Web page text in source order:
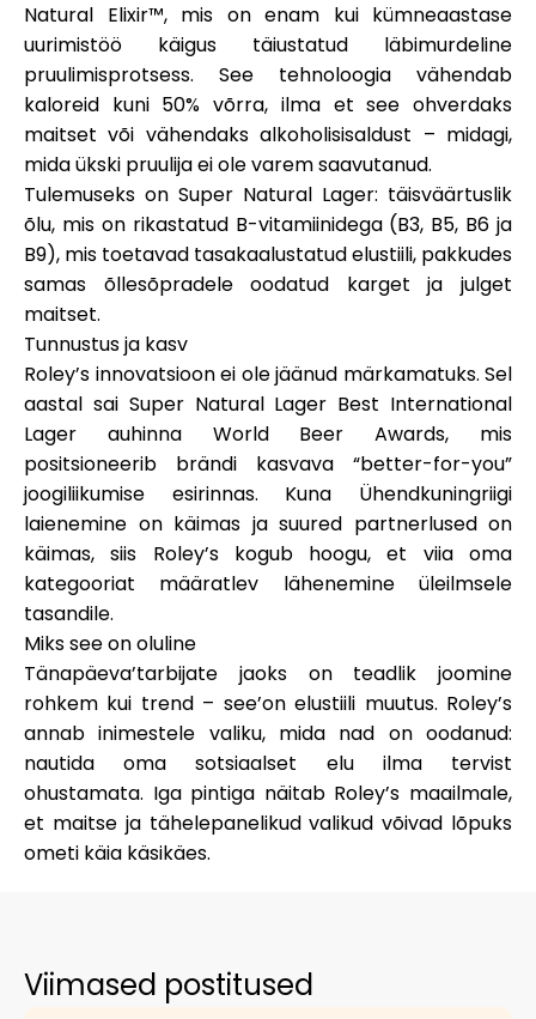
ask@scrambleup.com
+372 712 2955
Natural Elixir™, mis on enam kui kümneaastase
uurimistöö käigus täiustatud läbimurdeline
pruulimisprotsess. See tehnoloogia vähendab
kaloreid kuni 50% võrra, ilma et see ohverdaks
maitset või vähendaks alkoholisisaldust – midagi,
mida ükski pruulija ei ole varem saavutanud.
Tulemuseks on Super Natural Lager: täisväärtuslik
õlu, mis on rikastatud B-vitamiinidega (B3, B5, B6 ja
B9), mis toetavad tasakaalustatud elustiili, pakkudes
samas õllesõpradele oodatud karget ja julget
maitset.
Tunnustus ja kasv
Roley’s innovatsioon ei ole jäänud märkamatuks. Sel
aastal sai Super Natural Lager Best International
Lager auhinna World Beer Awards, mis
positsioneerib brändi kasvava “better-for-you”
joogiliikumise esirinnas. Kuna Ühendkuningriigi
laienemine on käimas ja suured partnerlused on
käimas, siis Roley’s kogub hoogu, et viia oma
kategooriat määratlev lähenemine üleilmsele
tasandile.
Miks see on oluline
Tänapäeva’tarbijate jaoks on teadlik joomine
rohkem kui trend – see’on elustiili muutus. Roley’s
annab inimestele valiku, mida nad on oodanud:
nautida oma sotsiaalset elu ilma tervist
ohustamata. Iga pintiga näitab Roley’s maailmale,
et maitse ja tähelepanelikud valikud võivad lõpuks
ometi käia käsikäes.
Viimased postitused